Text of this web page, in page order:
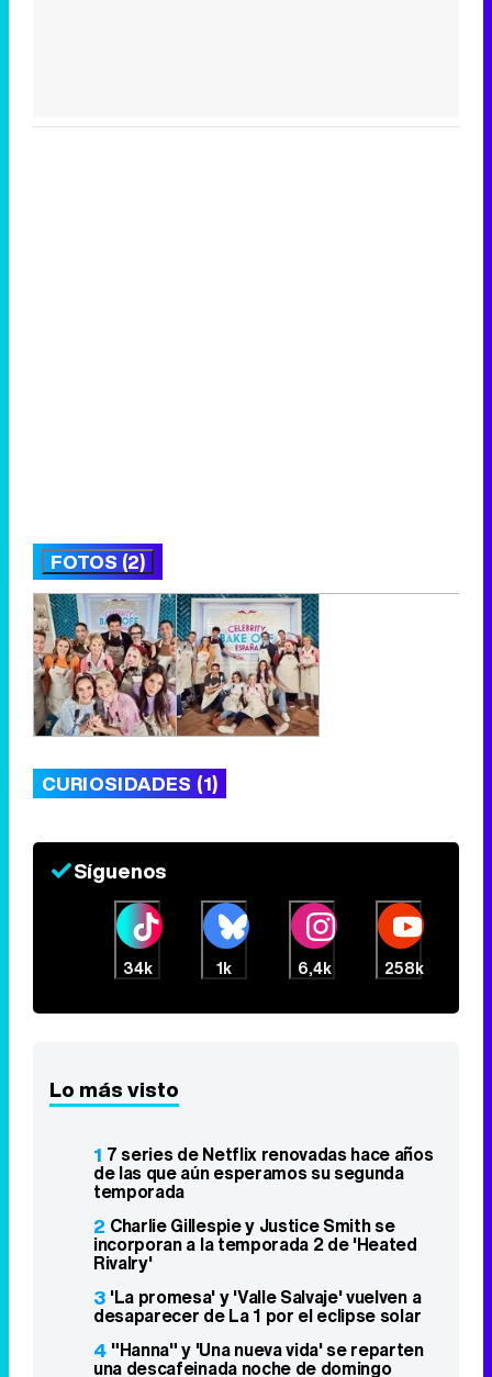
FOTOS (2)
CURIOSIDADES (1)
Síguenos
34k 1k 6,4k 258k
Lo más visto
1 7 series de Netflix renovadas hace años
de las que aún esperamos su segunda
temporada
2 Charlie Gillespie y Justice Smith se
incorporan a la temporada 2 de 'Heated
Rivalry'
3 'La promesa' y 'Valle Salvaje' vuelven a
desaparecer de La 1 por el eclipse solar
4 "Hanna" y 'Una nueva vida' se reparten
una descafeinada noche de domingo